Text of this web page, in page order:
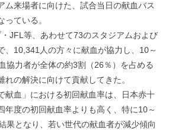
ム来場者に向けた、試合当日の献血バス
ている。
JFL等、あわせて73のスタジアムおよび
、10,341人の方々に献血が協力し、10～
協力者が全体の約3割（26％）を占める
の解決に向けて貢献してきた。
献血」における初回献血率は、日本赤十
年度の初回献血率よりも高く、特に10～
果となり、若い世代の献血者が減少傾向